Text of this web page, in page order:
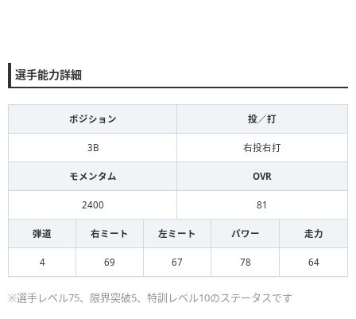
選手能力詳細
ポジション 投／打
3B 右投右打
モメンタム OVR
2400 81
弾道 右ミート 左ミート パワー 走力
4 69 67 78 64
※選手レベル75、限界突破5、特訓レベル10のステータスです